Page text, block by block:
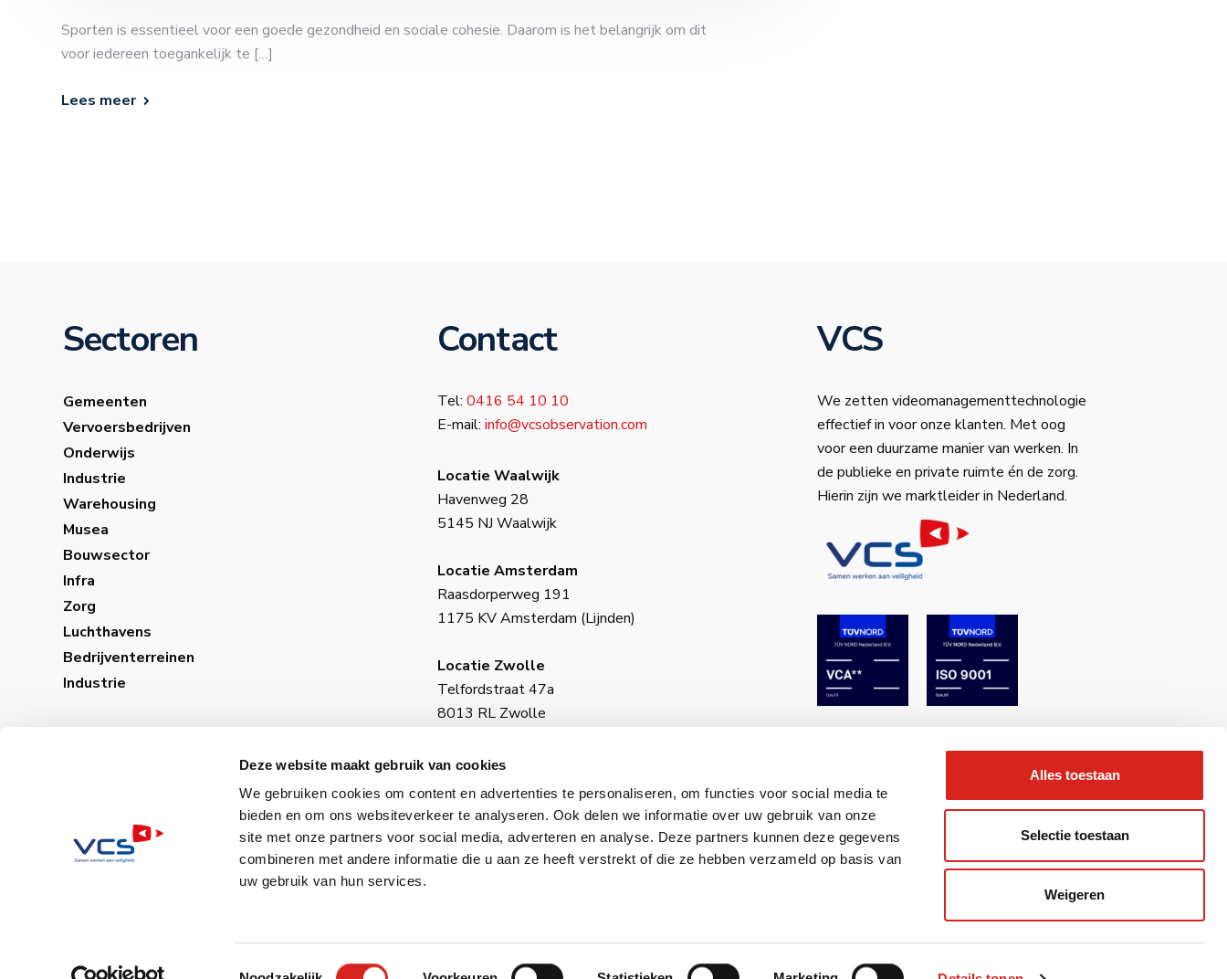
Deze website maakt gebruik van cookies
We gebruiken cookies om content en advertenties te personaliseren, om functies voor social media te
bieden en om ons websiteverkeer te analyseren. Ook delen we informatie over uw gebruik van onze
site met onze partners voor social media, adverteren en analyse. Deze partners kunnen deze gegevens
combineren met andere informatie die u aan ze heeft verstrekt of die ze hebben verzameld op basis van
uw gebruik van hun services.
Toestemmingsselectie
Alles toestaan
Selectie toestaan
Weigeren
Sporten is essentieel voor een goede gezondheid en sociale cohesie. Daarom is het belangrijk om dit
voor iedereen toegankelijk te […]
Lees meer
Sectoren
Gemeenten
Vervoersbedrijven
Onderwijs
Industrie
Warehousing
Musea
Bouwsector
Infra
Zorg
Luchthavens
Bedrijventerreinen
Industrie
Contact
Tel: 0416 54 10 10
E-mail: info@vcsobservation.com
Locatie Waalwijk
Havenweg 28
5145 NJ Waalwijk
Locatie Amsterdam
Raasdorperweg 191
1175 KV Amsterdam (Lijnden)
Locatie Zwolle
Telfordstraat 47a
8013 RL Zwolle
BIC: INGBNL2A
KvK-nummer: 18130973
ING–IBAN: NL34 INGB 0650 4985 77
VCS
We zetten videomanagementtechnologie
effectief in voor onze klanten. Met oog
voor een duurzame manier van werken. In
de publieke en private ruimte én de zorg.
Hierin zijn we marktleider in Nederland.
Privacybeleid Algemene voorwaarden Cookiebeleid│ Onderhoud & Realisatie 2BeFresh